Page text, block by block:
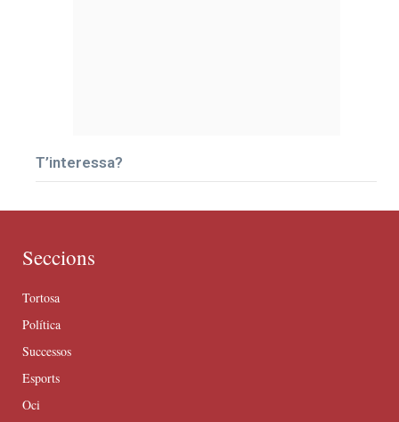
T’interessa?
Seccions
Tortosa
Política
Successos
Esports
Oci